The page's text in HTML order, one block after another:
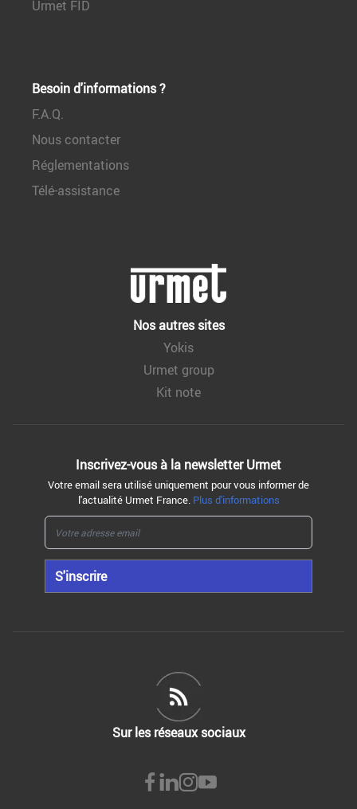
Urmet FID
Besoin d'informations ?
F.A.Q.
Nous contacter
Réglementations
Télé-assistance
Nos autres sites
Yokis
Urmet group
Kit note
Inscrivez-vous à la newsletter Urmet
Votre email sera utilisé uniquement pour vous informer de
l'actualité Urmet France. Plus d'informations
S'inscrire
Sur les réseaux sociaux